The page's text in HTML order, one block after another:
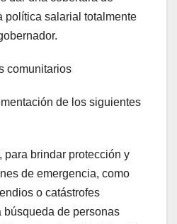
política salarial totalmente
comunitarios
de los siguientes
brindar protección y
de emergencia, como
o catástrofes
búsqueda de personas